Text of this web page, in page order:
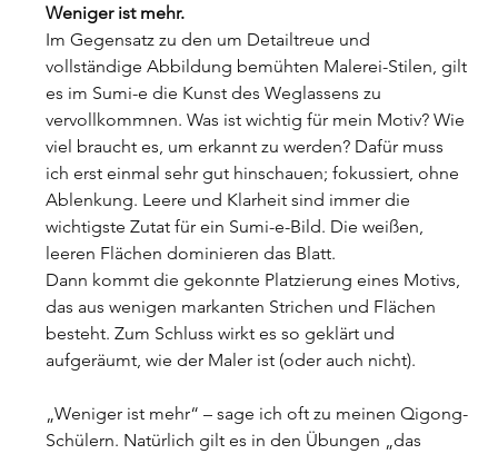
Weniger ist mehr.
Im Gegensatz zu den um Detailtreue und
vollständige Abbildung bemühten Malerei-Stilen, gilt
es im Sumi-e die Kunst des Weglassens zu
vervollkommnen. Was ist wichtig für mein Motiv? Wie
viel braucht es, um erkannt zu werden? Dafür muss
ich erst einmal sehr gut hinschauen; fokussiert, ohne
Ablenkung. Leere und Klarheit sind immer die
wichtigste Zutat für ein Sumi-e-Bild. Die weißen,
leeren Flächen dominieren das Blatt.
Dann kommt die gekonnte Platzierung eines Motivs,
das aus wenigen markanten Strichen und Flächen
besteht. Zum Schluss wirkt es so geklärt und
aufgeräumt, wie der Maler ist (oder auch nicht).
„Weniger ist mehr“ – sage ich oft zu meinen Qigong-
Schülern. Natürlich gilt es in den Übungen „das